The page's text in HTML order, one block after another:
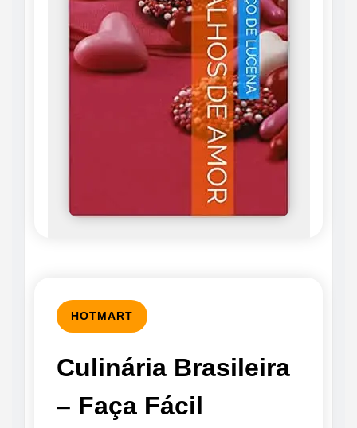
HOTMART
Culinária Brasileira
– Faça Fácil